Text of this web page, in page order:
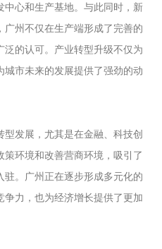
心和生产基地。与此同时，新
州不仅在生产端形成了完善的
的认可。产业转型升级不仅为
城市未来的发展提供了强劲的动
发展，尤其是在金融、科技创
环境和改善营商环境，吸引了
。广州正在逐步形成多元化的
力，也为经济增长提供了更加